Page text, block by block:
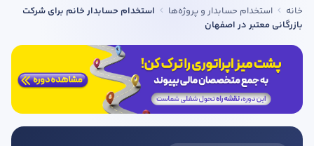
خانه استخدام حسابدار و پروژه‌ها
استخدام حسابدار خانم برای شرکت
بازرگانی معتبر در اصفهان
بله
خیر
در صورتی که سابقه دارید توضیح مختصر از فعالیتی که در حسابداری